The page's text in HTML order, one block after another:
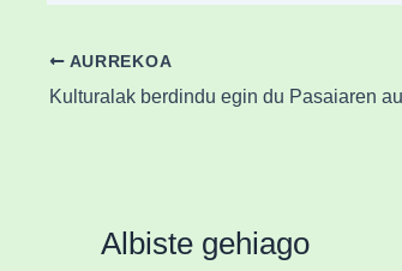
AURREKOA
Albiste gehiago